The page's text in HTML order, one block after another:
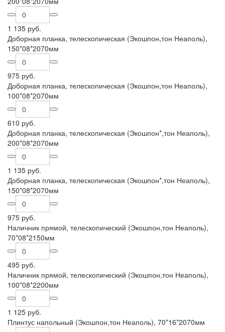
1 135 руб.
Доборная планка, телескопическая (Экошпон,тон Неаполь),
150*08*2070мм
975 руб.
Доборная планка, телескопическая (Экошпон,тон Неаполь),
100*08*2070мм
610 руб.
Доборная планка, телескопическая (Экошпон*,тон Неаполь),
200*08*2070мм
1 135 руб.
Доборная планка, телескопическая (Экошпон*,тон Неаполь),
150*08*2070мм
975 руб.
Наличник прямой, телескопический (Экошпон,тон Неаполь),
70*08*2150мм
495 руб.
Наличник прямой, телескопический (Экошпон,тон Неаполь),
100*08*2200мм
1 125 руб.
Плинтус напольный (Экошпон,тон Неаполь), 70*16*2070мм